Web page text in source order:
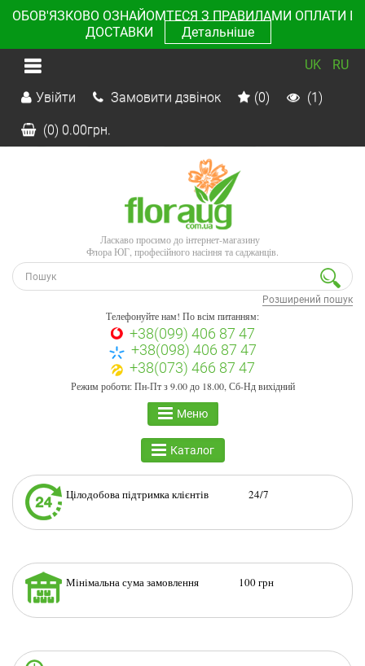
ОБОВ'ЯЗКОВО ОЗНАЙОМТЕСЯ З ПРАВИЛАМИ ОПЛАТИ І
ДОСТАВКИ
Детальніше
UK RU
Увійти Замовити дзвінок (0) (1)
(0) 0.00грн.
Ласкаво просимо до інтернет-магазину
Флора ЮГ, професійного насіння та саджанців.
Розширений пошук
Телефонуйте нам! По всім питанням:
+38(099) 406 87 47
+38(098) 406 87 47
+38(073) 466 87 47
Режим роботи: Пн-Пт з 9.00 до 18.00, Сб-Нд вихідний
Меню
Каталог
Цілодобова підтримка клієнтів 24/7
Мінімальна сума замовлення 100 грн